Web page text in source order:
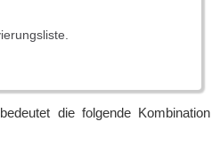
die folgende Kombination